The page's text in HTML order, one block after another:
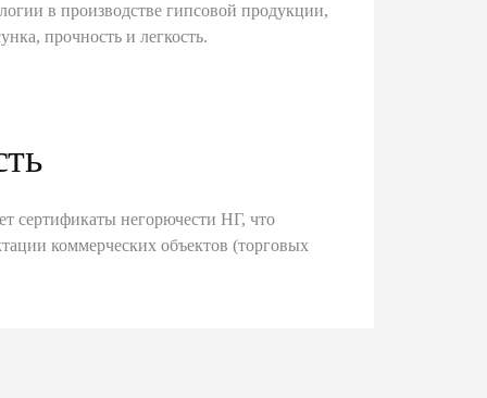
в производстве гипсовой продукции,
прочность и легкость.
сертификаты негорючести НГ, что
коммерческих объектов (торговых